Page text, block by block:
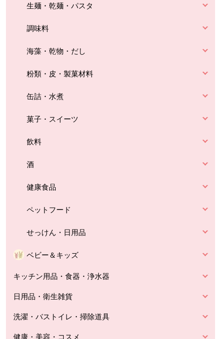
生麺・乾麺・パスタ
調味料
海藻・乾物・だし
粉類・皮・製菓材料
缶詰・水煮
菓子・スイーツ
飲料
酒
健康食品
ペットフード
せっけん・日用品
ベビー＆キッズ
キッチン用品・食器・浄水器
日用品・衛生雑貨
洗濯・バストイレ・掃除道具
健康・美容・コスメ